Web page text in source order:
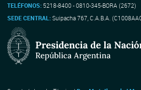
TELÉFONOS: 5218-8400 - 0810-345-BORA (2672)
SEDE CENTRAL:Suipacha 767, C.A.B.A.